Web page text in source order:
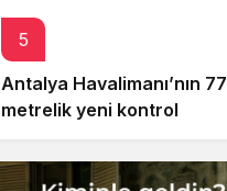
5
Antalya Havalimanı’nın 77
metrelik yeni kontrol